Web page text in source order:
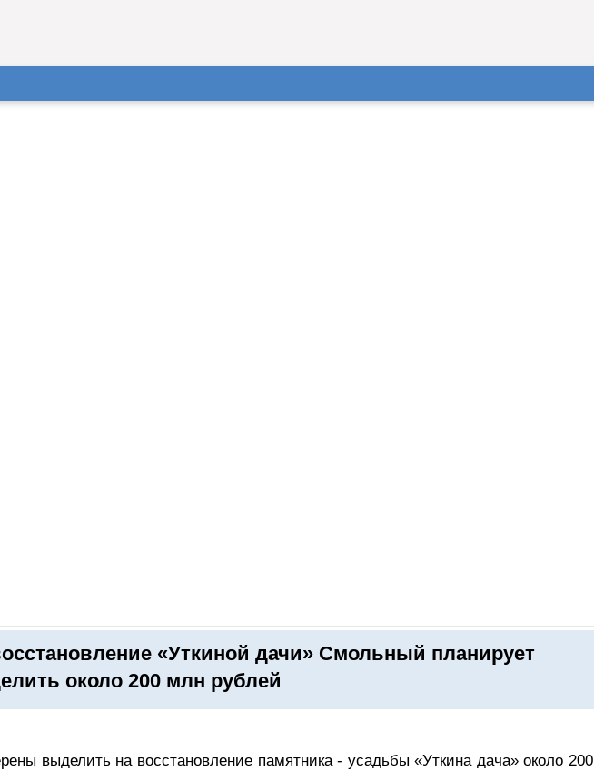
ОНЛАЙН–ВЫСТАВКИ
«Уткиной дачи» Смольный планирует
около 200 млн рублей
выделить на восстановление памятника - усадьбы «Уткина дача» около 200